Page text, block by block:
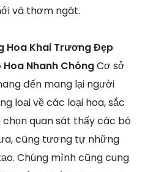
và thơm ngát.
Hoa Khai Trương Đẹp
Hoa Nhanh ChóngCơ sở
đến mang lại người
loại về các loại hoa, sắc
chọn quan sát thấy các bó
cũng tương tự những
Chúng mình cũng cung